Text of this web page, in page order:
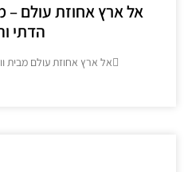
ארץ אחוזת עולם – מציאות
הדתי והחרדי
אל ארץ אחוזת עולם מבית וונדר